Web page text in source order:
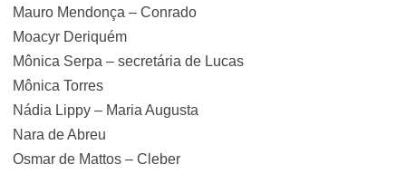
Mauro Mendonça – Conrado
Moacyr Deriquém
Mônica Serpa – secretária de Lucas
Mônica Torres
Nádia Lippy – Maria Augusta
Nara de Abreu
Osmar de Mattos – Cleber